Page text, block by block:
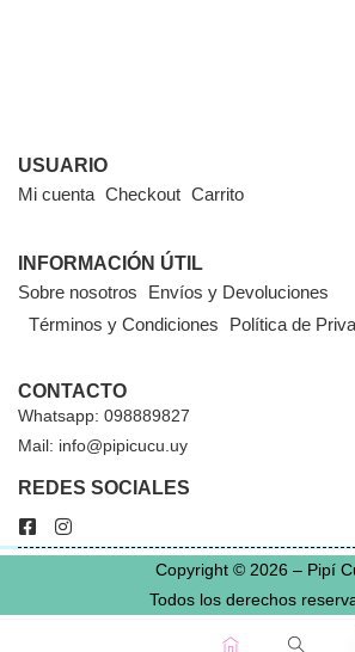
USUARIO
Mi cuenta Checkout Carrito
INFORMACIÓN ÚTIL
Sobre nosotros
Envíos y Devoluciones
Términos y Condiciones
Política de
CONTACTO
Whatsapp: 098889827
Mail: info@pipicucu.uy
REDES SOCIALES
Copyright © 2026 – Pipí
Todos los derechos